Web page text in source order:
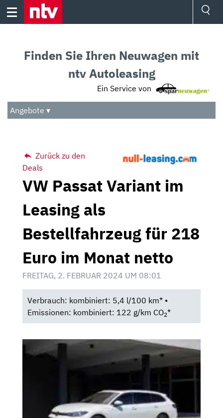
Skip
Audio
Das Beste
Finden Sie Ihren Neuwagen mit
ntv Autoleasing
Ein Service von
Angebote ▾
Zurück zu den
Deals
VW Passat Variant im
Leasing als
Bestellfahrzeug für 218
Euro im Monat netto
FREITAG, 2. FEBRUAR 2024 UM 08:01
Verbrauch: kombiniert: 5,4 l/100 km* •
Emissionen: kombiniert: 122 g/km CO2*